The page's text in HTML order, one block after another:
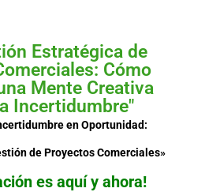
Estratégica de
Cómo
Mente Creativa
Incertidumbre"
en Oportunidad:
de Proyectos Comerciales»
es aquí y ahora!